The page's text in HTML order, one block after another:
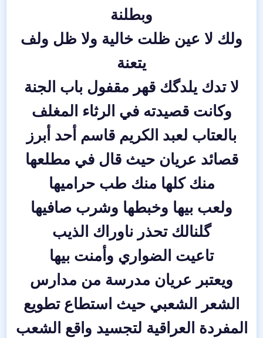
وبطلنة
ولك لا عين ظلت خالية ولا ظل ولف
يتعنة
لا تدك يلدگك قهر مقفول باب الجنة
وكانت قصيدته في الرثاء المغلف
بالعتاب لعبد الكريم قاسم أحد أبرز
قصائد عريان حيث قال في مطلعها
منك كلها منك طب حراميها
ولعب بيها وخبطها وشرب صافيها
گلنالك تحذر ناوراك الذيب
تاعيت الضواري وأمنت بيها
ويعتبر عريان مدرسة من مدارس
الشعر الشعبي حيث استطاع تطويع
المفردة العراقية لتجسيد واقع الشعب